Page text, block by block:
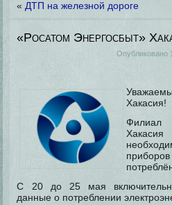
« ДТП на железной дороге
«Росатом Энергосбыт»
Опубликовано
Хакасия!
Филиал
С 20 до 25 мая
данные о потреблении